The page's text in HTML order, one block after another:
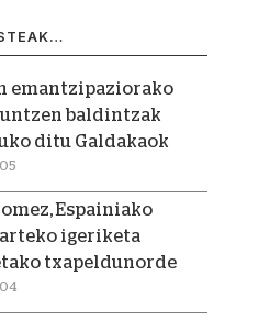
emantzipaziorako
baldintzak
ditu Galdakaok
Espainiako
igeriketa
txapeldunorde